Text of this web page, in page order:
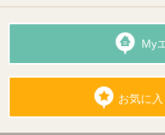
My
お気に